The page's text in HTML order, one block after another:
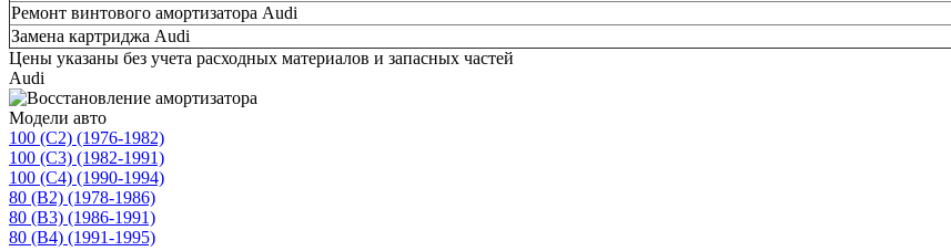
Ремонт винтового амортизатора Audi
Замена картриджа Audi
Цены указаны без учета расходных материалов и запасных частей
Audi
Модели авто
100 (C2) (1976-1982)
100 (C3) (1982-1991)
100 (C4) (1990-1994)
80 (B2) (1978-1986)
80 (B3) (1986-1991)
80 (B4) (1991-1995)